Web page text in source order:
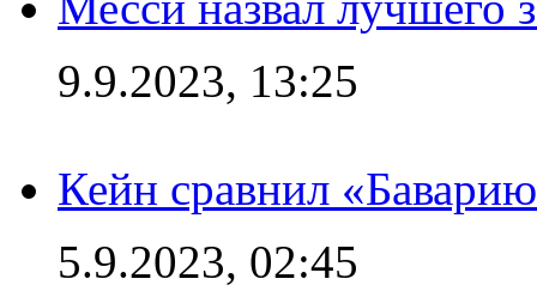
9.9.2023, 13:25
Кейн сравнил
5.9.2023, 02:45